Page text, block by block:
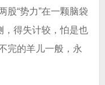
股“势力”在一颗脑袋
，得失计较，怕是也
完的羊儿一般，永